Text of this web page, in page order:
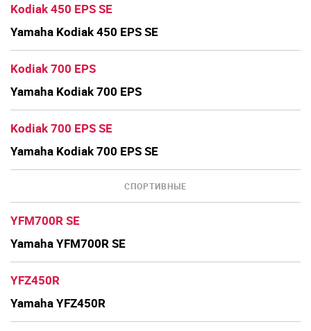
Kodiak 450 EPS SE
Yamaha Kodiak 450 EPS SE
Kodiak 700 EPS
Yamaha Kodiak 700 EPS
Kodiak 700 EPS SE
Yamaha Kodiak 700 EPS SE
СПОРТИВНЫЕ
YFM700R SE
Yamaha YFM700R SE
YFZ450R
Yamaha YFZ450R